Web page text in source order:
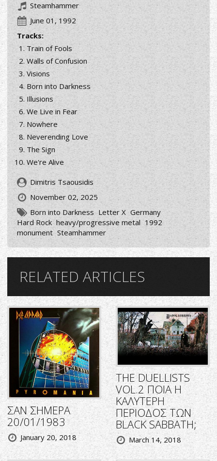
Steamhammer
June 01, 1992
Tracks:
Train of Fools
Walls of Confusion
Visions
Born into Darkness
Illusions
We Live in Fear
Nowhere
Neverending Love
The Sign
We're Alive
Dimitris Tsaousidis
November 02, 2025
Born into Darkness Letter X Germany
Hard Rock heavy/progressive metal 1992
monument Steamhammer
RELATED ARTICLES
ΣΑΝ ΣΗΜΕΡΑ
20/01/1983
January 20, 2018
THE DUELLISTS
VOL.2 ΠΟΙΑ Η
ΚΑΛΥΤΕΡΗ
ΠΕΡΙΟΔΟΣ ΤΩΝ
BLACK SABBATH;
March 14, 2018